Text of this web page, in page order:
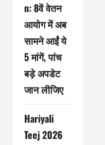
n: 8वें वेतन
आयोग में अब
सामने आईं ये
5 मांगें, पांच
बड़े अपडेट
जान लीजिए
Hariyali
Teej 2026